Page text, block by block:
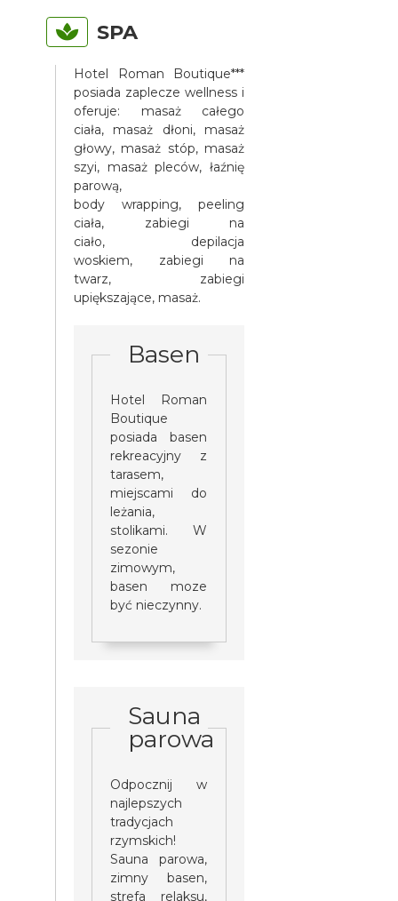
SPA
Hotel Roman Boutique***
posiada zaplecze wellness i
oferuje: masaż całego
ciała, masaż dłoni, masaż
głowy, masaż stóp, masaż
szyi, masaż pleców, łaźnię
parową,
body wrapping, peeling
ciała, zabiegi na
ciało, depilacja
woskiem, zabiegi na
twarz, zabiegi
upiększające, masaż.
Basen
Hotel Roman
Boutique
posiada basen
rekreacyjny z
tarasem,
miejscami do
leżania,
stolikami. W
sezonie
zimowym,
basen moze
być nieczynny.
Sauna
parowa
Odpocznij w
najlepszych
tradycjach
rzymskich!
Sauna parowa,
zimny basen,
strefa relaksu,